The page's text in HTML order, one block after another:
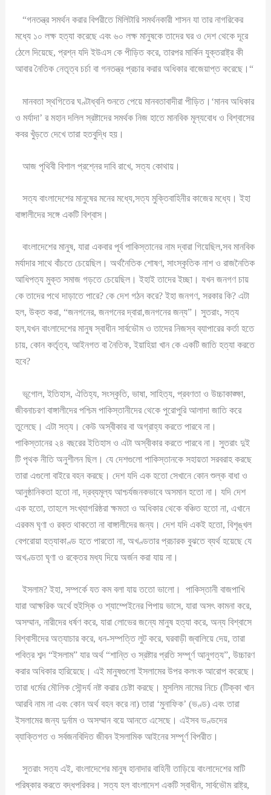
“গনতন্ত্র সমর্থন করার বিপরীতে মিলিটারি সমর্থনকারী শাসন যা তার নাগরিকের
মধ্যে ১০ লক্ষ হত্যা করেছে এবং ৬০ লক্ষ মানুষকে তাদের ঘর ও দেশ থেকে দূরে
ঠেলে দিয়েছে, প্রশ্ন যদি ইউএস কে পীড়িত করে, তারপর মার্কিন যুক্তরাষ্ট্র কী
আবার নৈতিক নেতৃত্ব চর্চা বা গনতন্ত্র প্রচার করার অধিকার বাজেয়াপ্ত করেছে।“
মানবতা স্থগিতের ঘণ্টাধ্বনি শুনতে পেয়ে মানবতাবাদীরা পীড়িত।‘মানব অধিকার
ও মর্যাদা’ র মহান দলিল স্রষ্টাদের সমর্থক নিজ হাতে মানবিক মূল্যবোধ ও বিশ্বাসের
কবর খুঁড়তে দেখে তারা হতবুদ্ধি হয়।
আজ পৃথিবী বিশাল প্রশ্নের দাবি রাখে, সত্য কোথায়।
সত্য বাংলাদেশের মানুষের মনের মধ্যে,সত্য মুক্তিবাহিনীর কাজের মধ্যে। ইহা
বাঙ্গালীদের সঙ্গে একটি বিশ্বাস।
বাংলাদেশের মানুষ, যারা একবার পূর্ব পাকিস্তানের নাম দ্বারা গিয়েছিল,সব মানবিক
মর্যাদার সাথে বাঁচতে চেয়েছিল। অর্থনৈতিক শোষণ, সাংস্কৃতিক নাশ ও রাজনৈতিক
আধিপত্য মুক্ত সমাজ গড়তে চেয়েছিল। ইহাই তাদের ইচ্ছা। যখন জনগণ চায়
কে তাদের পথে দাড়াতে পারে? কে দেশ গঠন করে? ইহা জনগণ, সরকার কি? এটা
হল, উক্ত করা, “জনগনের, জনগনের দ্বারা,জনগনের জন্য”। সুতরাং, সত্য
হল,যখন বাংলাদেশের মানুষ স্বাধীন সার্বভৌম ও তাদের নিজস্ব ব্যাপারের কর্তা হতে
চায়, কোন কর্তৃত্ব, আইনগত বা নৈতিক, ইয়াহিয়া খান কে একটি জাতি হত্যা করতে
হবে?
ভূগোল, ইতিহাস, ঐতিহ্য, সংস্কৃতি, ভাষা, সাহিত্য, প্রবণতা ও উচ্চাকাঙ্ক্ষা,
জীবনাচরণ বাঙ্গালীদের পশ্চিম পাকিস্তানীদের থেকে পুরোপুরি আলাদা জাতি করে
তুলেছে। এটা সত্য। কেউ অস্বীকার বা অগ্রাহ্য করতে পারবে না।
পাকিস্তানের ২৪ বছরের ইতিহাস ও এটা অস্বীকার করতে পারবে না। সুতরাং দুই
টি পৃথক নীতি অনুশীলন ছিল। যে দেশগুলো পাকিস্তানকে সহায়তা সরবরাহ করছে
তারা এগুলো বাইরে বহন করছে। দেশ যদি এক হতো সেখানে কোন শুল্ক বাধা ও
আনুষ্ঠানিকতা হতো না, দ্রব্যমূল্য আশ্চর্যজনকভাবে অসমান হতো না। যদি দেশ
এক হতো, তাহলে সংখ্যাগরিষ্ঠরা ক্ষমতা ও অধিকার থেকে বঞ্চিত হতো না, এখানে
এরকম ঘৃণা ও রক্ত থাকতো না বাঙ্গালীদের জন্য। দেশ যদি একই হতো, বিশৃঙ্খল
বেপরোয়া হত্যাকাণ্ড হতে পারতো না, অখণ্ডতার প্রচারক বুঝতে ব্যর্থ হয়েছে যে
অখণ্ডতা ঘৃণা ও রক্তের মধ্য দিয়ে অর্জন করা যায় না।
ইসলাম? ইহা, সম্পর্কে যত কম বলা যায় ততো ভালো। পাকিস্তানী বাজপাখি
যারা আক্ষরিক অর্থে হুইস্কি ও শ্যাম্পেইনের পিপায় ভাসে, যারা অসৎ কামনা করে,
অসম্মান, নারীদের ধর্ষণ করে, যারা লোভের জন্যে মানুষ হত্যা করে, অন্য বিশ্বাসে
বিশ্বাসীদের অত্যাচার করে, ধন-সম্পত্তি লুট করে, ঘরবাড়ী জ্বালিয়ে দেয়, তারা
পবিত্র শব্দ “ইসলাম” যার অর্থ “শান্তি ও স্রষ্টার প্রতি সম্পূর্ণ আনুগত্য”, উচ্চারণ
করার অধিকার হারিয়েছে। এই মানুষগুলো ইসলামের উপর কলংক আরোপ করেছে।
তারা ধর্মের মৌলিক সৌন্দর্য নষ্ট করার চেষ্টা করছে। মুসলিম নামের নিচে (টিক্কা খান
আরবি নাম না এবং কোন অর্থ বহন করে না) তারা ‘মুনাফিক’ (ভণ্ড) এবং তারা
ইসলামের জন্য দুর্নাম ও অসম্মান বয়ে আনতে এসেছে। এইসব ভণ্ডদের
ব্যাক্তিগত ও সর্বজনবিদিত জীবন ইসলামিক আইনের সম্পূর্ণ বিপরীত।
সুতরাং সত্য এই, বাংলাদেশের মানুষ হানাদার বাহিনী তাড়িয়ে বাংলাদেশের মাটি
পরিষ্কার করতে বদ্ধপরিকর। সত্য হল বাংলাদেশ একটি স্বাধীন, সার্বভৌম রাষ্ট্র,